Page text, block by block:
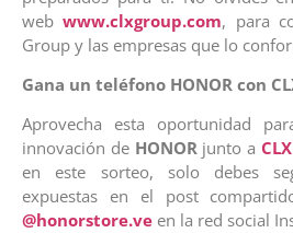
webwww.clxgroup.com, para
Group y las empresas que lo
Gana un teléfono HONOR con
Aprovecha esta oportunidad
innovación de HONORjunto a
en este sorteo, solo debes
expuestas en el post
@honorstore.ve en la red social